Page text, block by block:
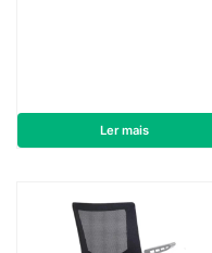
Ler mais